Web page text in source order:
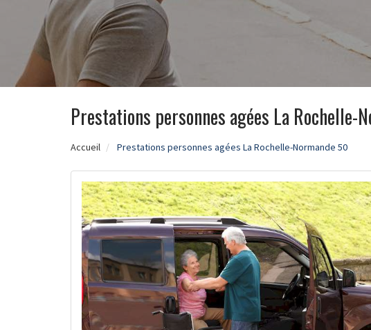
Prestations personnes agées La Rochelle-
Accueil Prestations personnes agées La Rochelle-Normande 50